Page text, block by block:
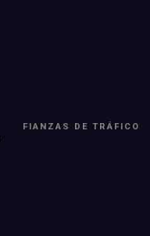
FIANZAS DE TRÁFICO